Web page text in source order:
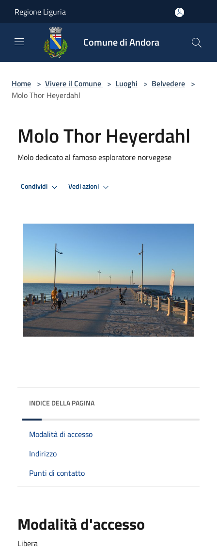
Regione Liguria
Comune di Andora
Home > Vivere il Comune > Luoghi > Belvedere >
Molo Thor Heyerdahl
Molo Thor Heyerdahl
Molo dedicato al famoso esploratore norvegese
Condividi Vedi azioni
INDICE DELLA PAGINA
Modalità di accesso
Indirizzo
Punti di contatto
Modalità d'accesso
Libera